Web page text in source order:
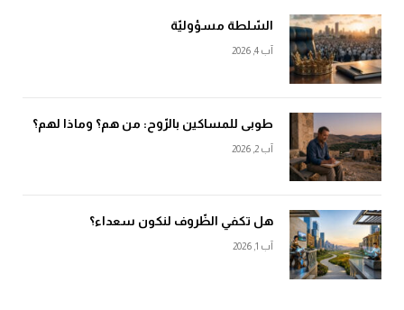
السّلطة مسؤوليّة
آب 4, 2026
طوبى للمساكين بالرّوح: من هم؟ وماذا لهم؟
آب 2, 2026
هل تكفي الظّروف لنكون سعداء؟
آب 1, 2026